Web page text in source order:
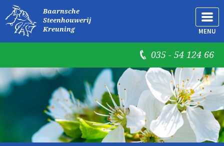
Baarnsche
Steenhouwerij
Kreuning
MENU
035 - 54 124 66